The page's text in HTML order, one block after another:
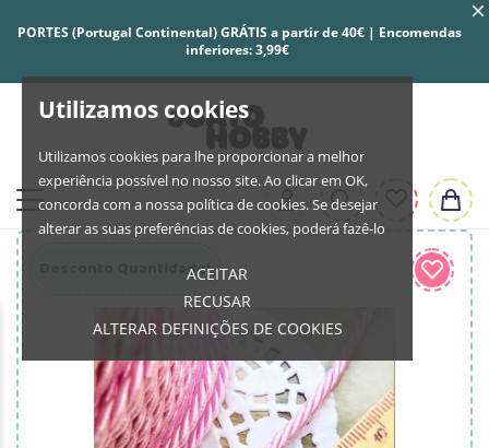
Utilizamos cookies
Utilizamos cookies para lhe proporcionar a melhor
experiência possível no nosso site. Ao clicar em OK,
concorda com a nossa política de cookies. Se desejar
alterar as suas preferências de cookies, poderá fazê-lo
ACEITAR
RECUSAR
ALTERAR DEFINIÇÕES DE COOKIES
PORTES (Portugal Continental) GRÁTIS a partir de 40€ | Encomendas
inferiores: 3,99€
Desconto Quantidade!